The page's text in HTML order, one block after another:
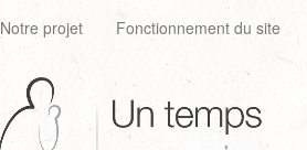
Notre projet Fonctionnement du site